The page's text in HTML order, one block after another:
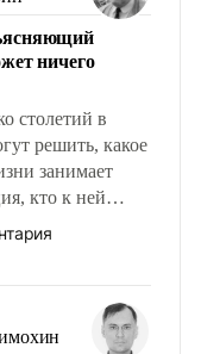
ничего
столетий в
решить, какое
занимает
кто к ней
кого из неё
от просто
людей. Иногда